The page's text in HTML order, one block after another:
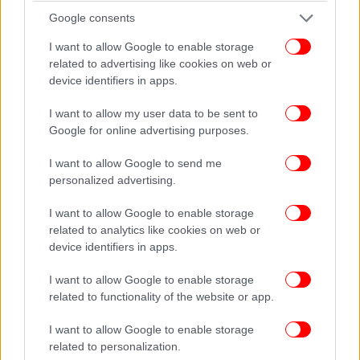
Google consents
I want to allow Google to enable storage
related to advertising like cookies on web or
device identifiers in apps.
I want to allow my user data to be sent to
Google for online advertising purposes.
I want to allow Google to send me
personalized advertising.
I want to allow Google to enable storage
related to analytics like cookies on web or
device identifiers in apps.
I want to allow Google to enable storage
related to functionality of the website or app.
I want to allow Google to enable storage
related to personalization.
στην παράσταση «Πέρσες», την οποία είχα
προβλήθηκε σε παγκόσμια μετάδοση μέσω «live
streaming», στην υπόκλιση φίλησα το ομοίωμα του
Παρθενώνα. Για τον λόγο αυτό
από τα αριστερίζοντα media».